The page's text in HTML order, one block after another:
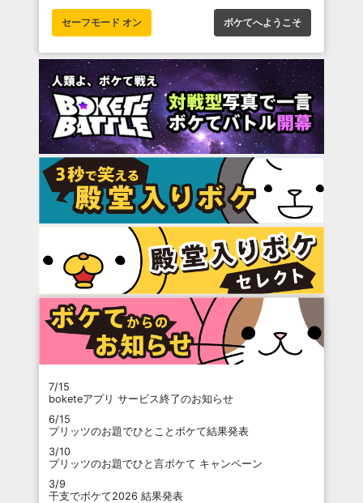
セーフモード オン ボケてへようこそ
7/15
boketeアプリ サービス終了のお知らせ
6/15
プリッツのお題でひとことボケて結果発表
3/10
プリッツのお題でひと言ボケて キャンペーン
3/9
干支でボケて2026 結果発表